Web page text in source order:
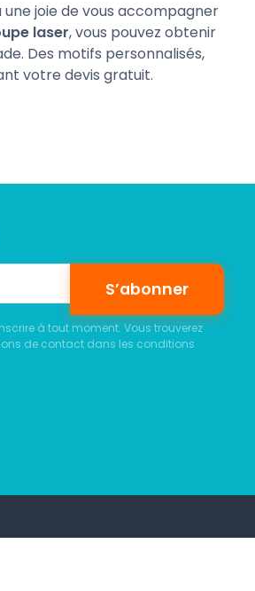
une joie de vous accompagner
laser, vous pouvez obtenir
Des motifs personnalisés,
votre devis gratuit.
S’abonner
à tout moment. Vous trouverez
de contact dans les conditions